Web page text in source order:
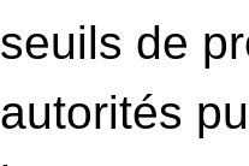
seuils de
autorités